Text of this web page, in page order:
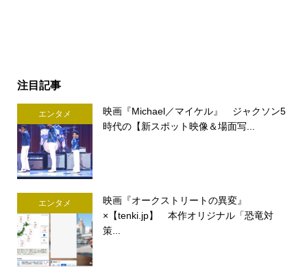
注目記事
エンタメ
映画『Michael／マイケル』 ジャクソン5
時代の【新スポット映像＆場面写...
エンタメ
映画『オークストリートの異変』
×【tenki.jp】 本作オリジナル「恐竜対
策...